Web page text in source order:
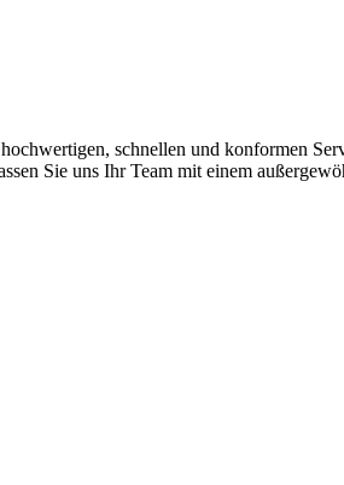
schnellen und konformen
Sie uns Ihr Team mit einem